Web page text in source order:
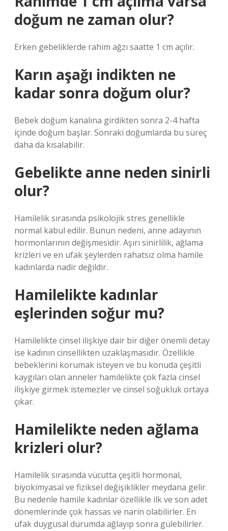
doğum ne zaman olur?
Erken gebeliklerde rahim ağzı saatte 1 cm açılır.
Karın aşağı indikten ne
kadar sonra doğum olur?
Bebek doğum kanalına girdikten sonra 2-4 hafta
içinde doğum başlar. Sonraki doğumlarda bu süreç
daha da kısalabilir.
Gebelikte anne neden sinirli
olur?
Hamilelik sırasında psikolojik stres genellikle
normal kabul edilir. Bunun nedeni, anne adayının
hormonlarının değişmesidir. Aşırı sinirlilik, ağlama
krizleri ve en ufak şeylerden rahatsız olma hamile
kadınlarda nadir değildir.
Hamilelikte kadınlar
eşlerinden soğur mu?
Hamilelikte cinsel ilişkiye dair bir diğer önemli detay
ise kadının cinsellikten uzaklaşmasıdır. Özellikle
bebeklerini korumak isteyen ve bu konuda çeşitli
kaygıları olan anneler hamilelikte çok fazla cinsel
ilişkiye girmek istemezler ve cinsel soğukluk ortaya
çıkar.
Hamilelikte neden ağlama
krizleri olur?
Hamilelik sırasında vücutta çeşitli hormonal,
biyokimyasal ve fiziksel değişiklikler meydana gelir.
Bu nedenle hamile kadınlar özellikle ilk ve son adet
dönemlerinde çok hassas ve narin olabilirler. En
ufak duygusal durumda ağlayıp sonra gülebilirler.